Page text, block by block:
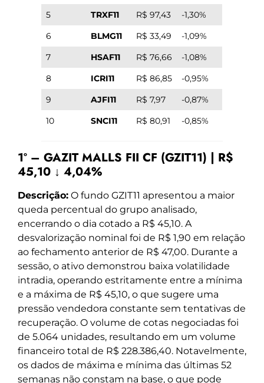
5
TRXF11 R$ 97,43
-1,30%
6
BLMG11 R$ 33,49
-1,09%
7
HSAF11 R$ 76,66
-1,08%
8
ICRI11 R$ 86,85
-0,95%
9
AJFI11 R$ 7,97
-0,87%
10
SNCI11 R$ 80,91 -0,85%
1º – GAZIT MALLS FII CF (GZIT11) | R$
45,10 ↓ 4,04%
Descrição: O fundo GZIT11 apresentou a maior
queda percentual do grupo analisado,
encerrando o dia cotado a R$ 45,10. A
desvalorização nominal foi de R$ 1,90 em relação
ao fechamento anterior de R$ 47,00. Durante a
sessão, o ativo demonstrou baixa volatilidade
intradia, operando estritamente entre a mínima
e a máxima de R$ 45,10, o que sugere uma
pressão vendedora constante sem tentativas de
recuperação. O volume de cotas negociadas foi
de 5.064 unidades, resultando em um volume
financeiro total de R$ 228.386,40. Notavelmente,
os dados de máxima e mínima das últimas 52
semanas não constam na base, o que pode